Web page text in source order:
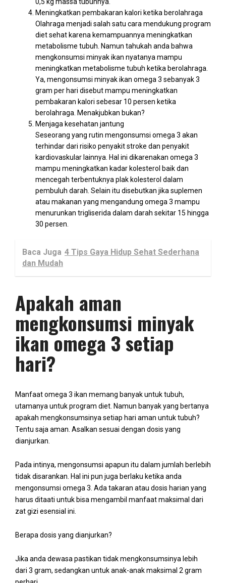
0,5 kg massa tubuhnya.
Meningkatkan pembakaran kalori ketika berolahraga
Olahraga menjadi salah satu cara mendukung program
diet sehat karena kemampuannya meningkatkan
metabolisme tubuh. Namun tahukah anda bahwa
mengkonsumsi minyak ikan nyatanya mampu
meningkatkan metabolisme tubuh ketika berolahraga.
Ya, mengonsumsi minyak ikan omega 3 sebanyak 3
gram per hari disebut mampu meningkatkan
pembakaran kalori sebesar 10 persen ketika
berolahraga. Menakjubkan bukan?
Menjaga kesehatan jantung
Seseorang yang rutin mengonsumsi omega 3 akan
terhindar dari risiko penyakit stroke dan penyakit
kardiovaskular lainnya. Hal ini dikarenakan omega 3
mampu meningkatkan kadar kolesterol baik dan
mencegah terbentuknya plak kolesterol dalam
pembuluh darah. Selain itu disebutkan jika suplemen
atau makanan yang mengandung omega 3 mampu
menurunkan trigliserida dalam darah sekitar 15 hingga
30 persen.
Baca Juga 4 Tips Gaya Hidup Sehat Sederhana
dan Mudah
Apakah aman
mengkonsumsi minyak
ikan omega 3 setiap
hari?
Manfaat omega 3 ikan memang banyak untuk tubuh,
utamanya untuk program diet. Namun banyak yang bertanya
apakah mengkonsumsinya setiap hari aman untuk tubuh?
Tentu saja aman. Asalkan sesuai dengan dosis yang
dianjurkan.
Pada intinya, mengonsumsi apapun itu dalam jumlah berlebih
tidak disarankan. Hal ini pun juga berlaku ketika anda
mengonsumsi omega 3. Ada takaran atau dosis harian yang
harus ditaati untuk bisa mengambil manfaat maksimal dari
zat gizi esensial ini.
Berapa dosis yang dianjurkan?
Jika anda dewasa pastikan tidak mengkonsumsinya lebih
dari 3 gram, sedangkan untuk anak-anak maksimal 2 gram